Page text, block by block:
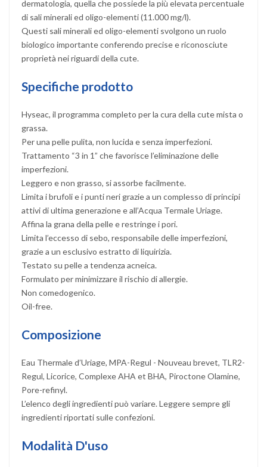
dermatologia, quella che possiede la più elevata percentuale
di sali minerali ed oligo-elementi (11.000 mg/l).
Questi sali minerali ed oligo-elementi svolgono un ruolo
biologico importante conferendo precise e riconosciute
proprietà nei riguardi della cute.
Specifiche prodotto
Hyseac, il programma completo per la cura della cute mista o
grassa.
Per una pelle pulita, non lucida e senza imperfezioni.
Trattamento “3 in 1” che favorisce l’eliminazione delle
imperfezioni.
Leggero e non grasso, si assorbe facilmente.
Limita i brufoli e i punti neri grazie a un complesso di principi
attivi di ultima generazione e all’Acqua Termale Uriage.
Affina la grana della pelle e restringe i pori.
Limita l’eccesso di sebo, responsabile delle imperfezioni,
grazie a un esclusivo estratto di liquirizia.
Testato su pelle a tendenza acneica.
Formulato per minimizzare il rischio di allergie.
Non comedogenico.
Oil-free.
Composizione
Eau Thermale d’Uriage, MPA-Regul - Nouveau brevet, TLR2-
Regul, Licorice, Complexe AHA et BHA, Piroctone Olamine,
Pore-refinyl.
L’elenco degli ingredienti può variare. Leggere sempre gli
ingredienti riportati sulle confezioni.
Modalità D'uso